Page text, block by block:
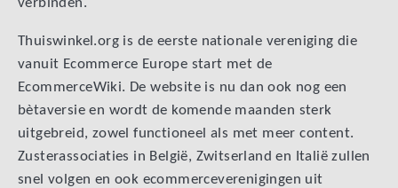
Thuiswinkel.org is de eerste nationale vereniging die
vanuit Ecommerce Europe start met de
EcommerceWiki. De website is nu dan ook nog een
bètaversie en wordt de komende maanden sterk
uitgebreid, zowel functioneel als met meer content.
Zusterassociaties in België, Zwitserland en Italië zullen
snel volgen en ook ecommerceverenigingen uit